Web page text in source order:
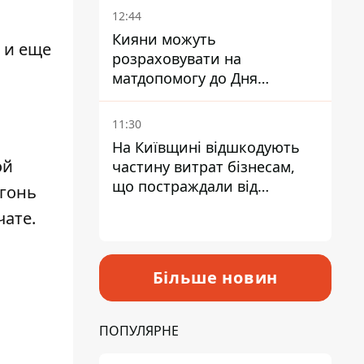
и еще
12:44
Кияни можуть
розраховувати на
матдопомогу до Дня
незалежності - кому її
дадуть
11:30
На Київщині відшкодують
частину витрат бізнесам,
що постраждали від
Більше новин
ПОПУЛЯРНЕ